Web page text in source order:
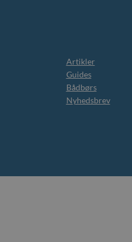
Artikler
Guides
Bådbørs
Nyhedsbrev